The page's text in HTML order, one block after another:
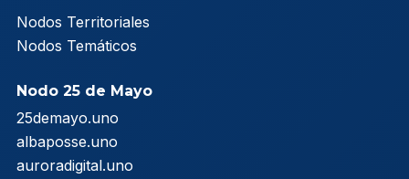
Nodos Territoriales
Nodos Temáticos
Nodo 25 de Mayo
25demayo.uno
albaposse.uno
auroradigital.uno